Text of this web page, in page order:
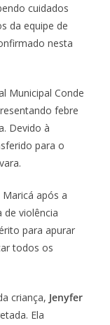
cuidados
da equipe de
nesta
Municipal Conde
febre
Devido à
para o
após a
de violência
para apurar
todos os
criança, Jenyfer
Ela